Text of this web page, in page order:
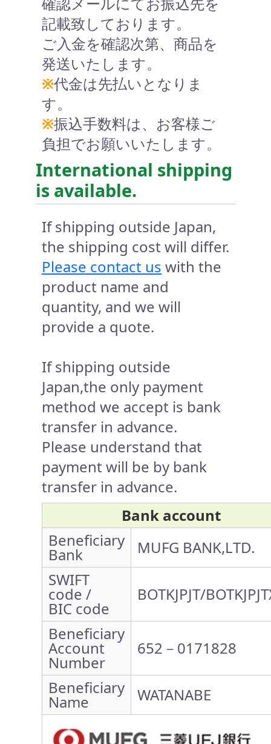
記載致しております。
ご入金を確認次第、商品を
発送いたします。
※代金は先払いとなりま
す。
※振込手数料は、お客様ご
負担でお願いいたします。
International shipping
is available.
If shipping outside Japan,
the shipping cost will differ.
Please contact us with the
product name and
quantity, and we will
provide a quote.
If shipping outside
Japan,the only payment
method we accept is bank
transfer in advance.
Please understand that
payment will be by bank
transfer in advance.
Bank account
Beneficiary
Bank
MUFG BANK,LTD.
SWIFT
code /
BIC code
BOTKJPJT/
Beneficiary
Account
Number
652－0171828
Beneficiary
Name WATANABE